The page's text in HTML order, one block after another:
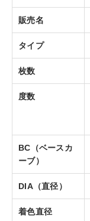
販売名
タイプ
枚数
度数
BC（ベースカ
ーブ）
DIA（直径）
着色直径